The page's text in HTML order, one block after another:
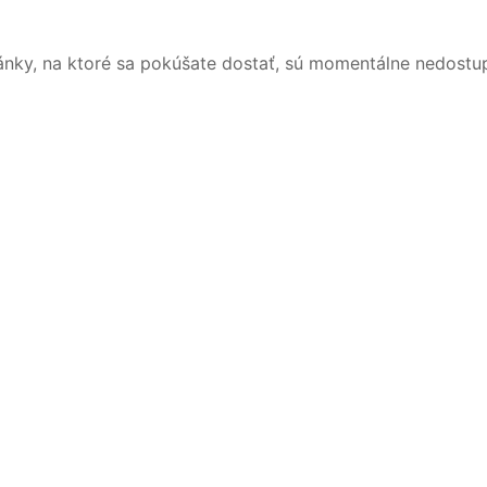
na ktoré sa pokúšate dostať, sú momentálne